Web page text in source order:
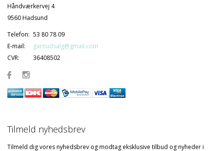
Håndværkervej 4
9560 Hadsund
Telefon: 53 80 78 09
E-mail:
garnudsalg@gmail.com
CVR:
36408502
Tilmeld nyhedsbrev
Tilmeld dig vores nyhedsbrev og modtag eksklusive tilbud og nyheder i